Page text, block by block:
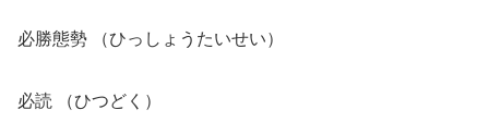
必勝態勢 （ひっしょうたいせい）
必読 （ひつどく）